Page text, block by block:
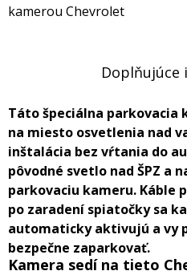
kamerou Chevrolet
Doplňujúce
Táto špeciálna parkovacia
na miesto osvetlenia nad
inštalácia bez vŕtania do
pôvodné svetlo nad ŠPZ a
parkovaciu kameru. Káble
po zaradení spiatočky sa
automaticky aktivujú a vy
bezpečne zaparkovať.
Kamera sedí na tieto